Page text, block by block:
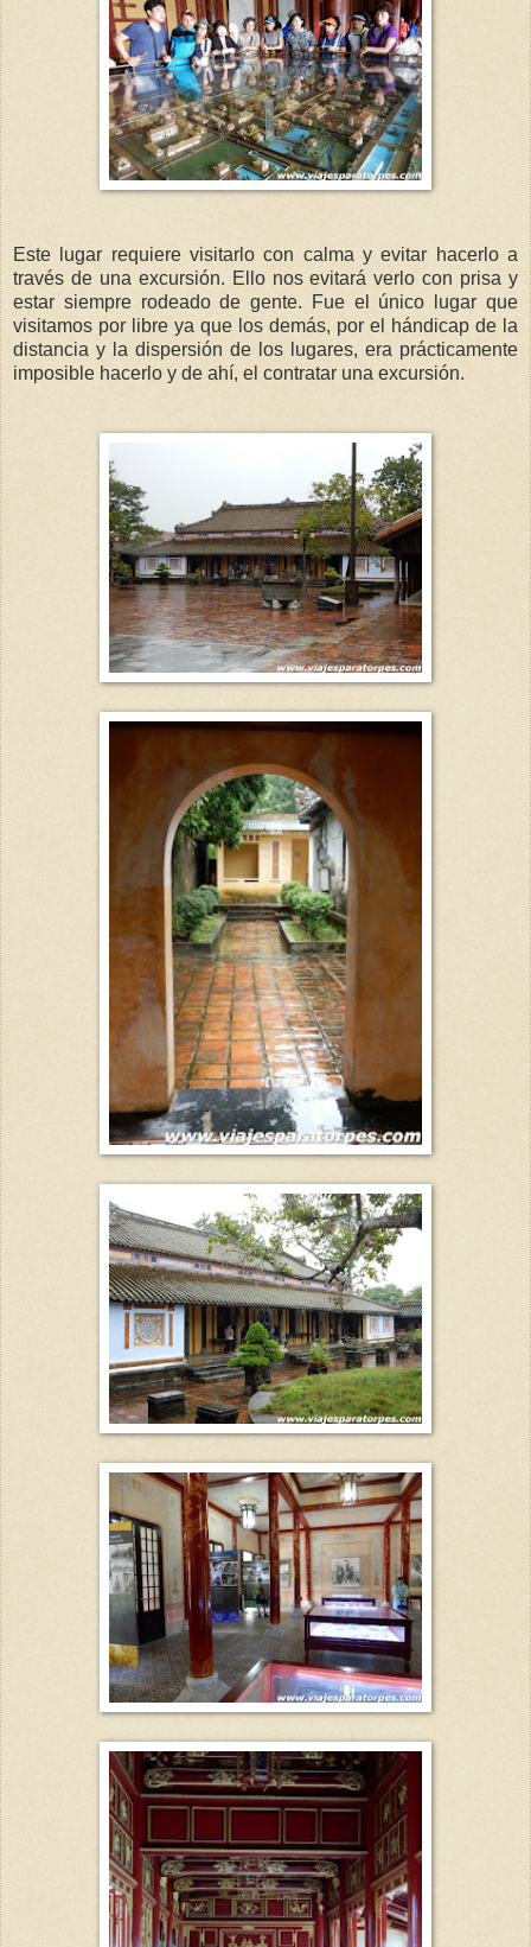
Este lugar requiere visitarlo con calma y evitar hacerlo a
través de una excursión. Ello nos evitará verlo con prisa y
estar siempre rodeado de gente. Fue el único lugar que
visitamos por libre ya que los demás, por el hándicap de la
distancia y la dispersión de los lugares, era prácticamente
imposible hacerlo y de ahí, el contratar una excursión.